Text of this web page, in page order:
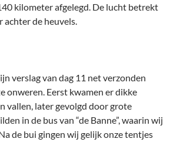
kilometer afgelegd. De lucht betrekt
achter de heuvels.
verslag van dag 11 net verzonden
onweren. Eerst kwamen er dikke
vallen, later gevolgd door grote
in de bus van “de Banne”, waarin wij
de bui gingen wij gelijk onze tentjes